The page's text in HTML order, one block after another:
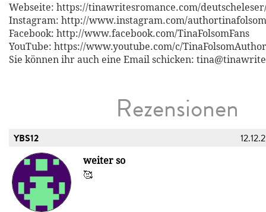
Webseite: https://tinawritesromance.com/
Instagram: http://www.instagram.com/authortinafolsom
Facebook: http://www.facebook.com/TinaFolsomFans
YouTube: https://www.youtube.com/c/TinaFolsomAuthor
Sie können ihr auch eine Email schicken:
Rezensionen
YBS12
weiter so
🥰